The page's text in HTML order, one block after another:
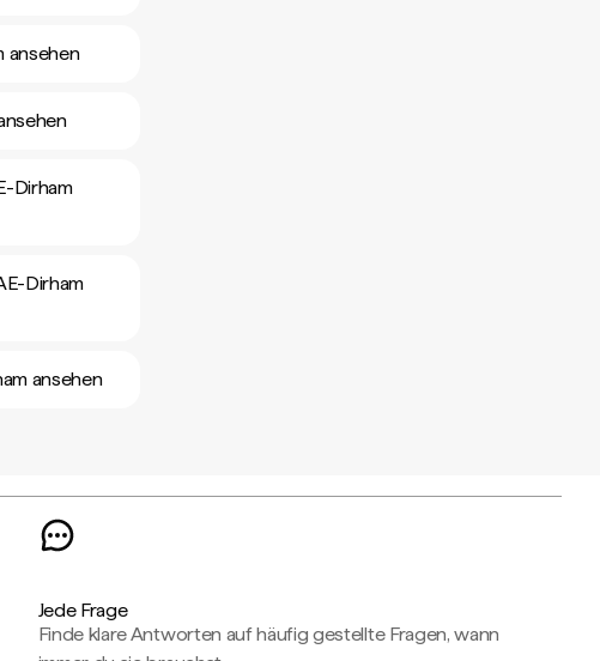
ansehen
Dirham
Dirham
ansehen
Jede Frage
Finde klare Antworten auf häufig gestellte Fragen, wann